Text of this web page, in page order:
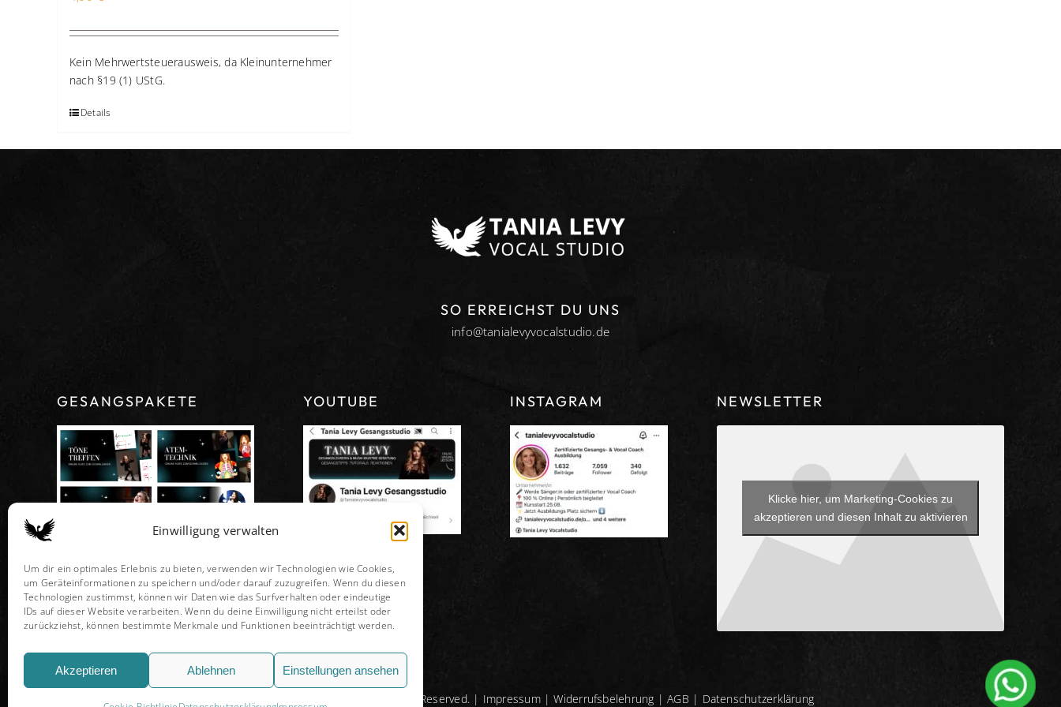
Einwilligung verwalten
Um dir ein optimales Erlebnis zu bieten, verwenden wir Technologien wie Cookies,
um Geräteinformationen zu speichern und/oder darauf zuzugreifen. Wenn du diesen
Technologien zustimmst, können wir Daten wie das Surfverhalten oder eindeutige
IDs auf dieser Website verarbeiten. Wenn du deine Einwilligung nicht erteilst oder
zurückziehst, können bestimmte Merkmale und Funktionen beeinträchtigt werden.
Akzeptieren Ablehnen Einstellungen ansehen
Kein Mehrwertsteuerausweis, da Kleinunternehmer
nach §19 (1) UStG.
Details
SO ERREICHST DU UNS
info@tanialevyvocalstudio.de
GESANGSPAKETE YOUTUBE INSTAGRAM NEWSLETTER
Klicke hier, um Marketing-Cookies zu
akzeptieren und diesen Inhalt zu aktivieren
Tania Levy Vocal Studio. All Rights Reserved. | Impressum|Widerrufsbelehrung |AGB | Datenschutzerklärung
Stimm-Start-Video 2025
ohne Heiserkeit singen kannst – auch als
Sofort-Zugang zu deinem kostenlosen Stimm-Start-Video